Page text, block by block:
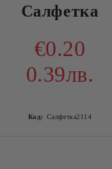
Салфетка
€0.20
0.39лв.
Код: Салфетка2114